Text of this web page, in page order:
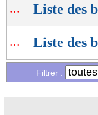
... Liste des
... Liste des
Filtrer :